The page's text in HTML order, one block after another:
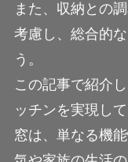
また、収納との
考慮し、総合的
う。
この記事で紹介
ッチンを実現して
窓は、単なる機